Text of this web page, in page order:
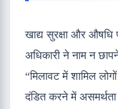
खाद्य सुरक्षा और
अधिकारी ने नाम न
“मिलावट में शामिल
दंडित करने में